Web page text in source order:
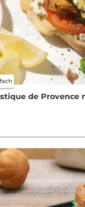
de Provence